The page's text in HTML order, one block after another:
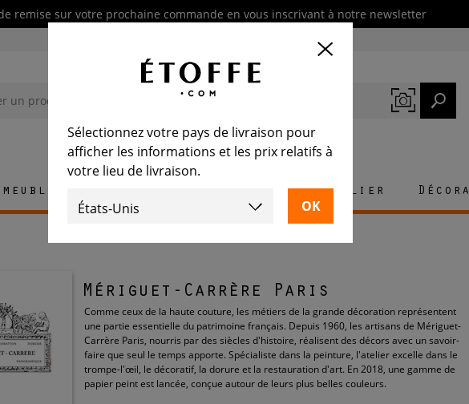
remise sur votre prochaine commande en vous inscrivant à notre newsletter
Mobilier
Mériguet-Carrère Paris
Comme ceux de la haute couture, les métiers de la grande décoration représentent
une partie essentielle du patrimoine français. Depuis 1960, les artisans de Mériguet-
Carrère Paris, nourris par des siècles d'histoire, réalisent des décors avec un savoir-
faire que seul le temps apporte. Spécialiste dans la peinture, l'atelier excelle dans le
trompe-l'œil, le décoratif, la dorure et la restauration d'art. En 2018, une gamme de
papier peint est lancée, conçue autour de leurs plus belles couleurs.
Sélectionnez votre pays de livraison pour
afficher les informations et les prix relatifs à
votre lieu de livraison.